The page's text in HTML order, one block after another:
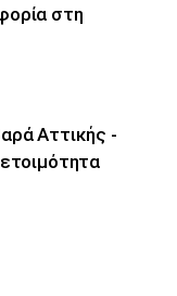
στη
Αττικής -